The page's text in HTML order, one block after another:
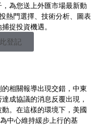
為您送上外匯市場最新動
熱門選擇、技術分析、圖表
捉投資機遇。
登記
相關報導出現交錯，中東
成協議的消息反覆出現，
。在這樣的環境下，美國
中心維持緩步上行的基